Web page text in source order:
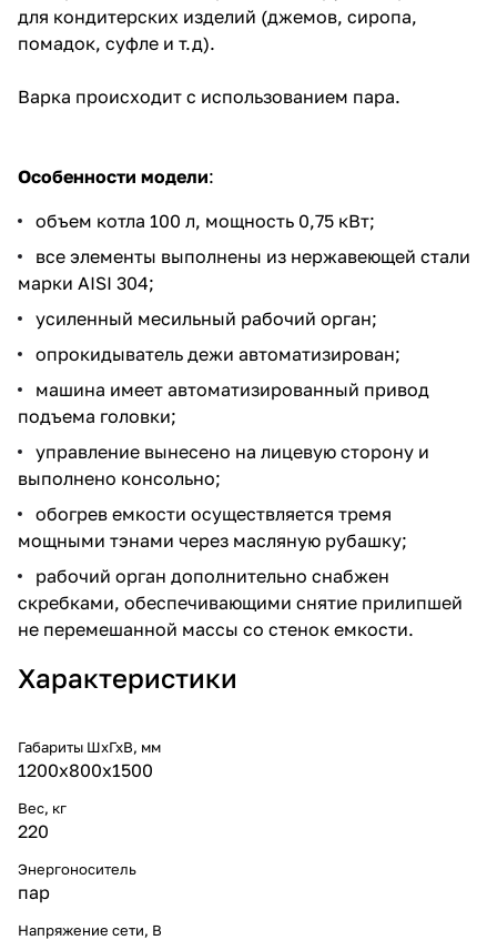
для кондитерских изделий (джемов, сиропа,
помадок, суфле и т.д).
Варка происходит с использованием пара.
Особенности модели:
объем котла 100 л, мощность 0,75 кВт;
все элементы выполнены из нержавеющей стали
марки AISI 304;
усиленный месильный рабочий орган;
опрокидыватель дежи автоматизирован;
машина имеет автоматизированный привод
подъема головки;
управление вынесено на лицевую сторону и
выполнено консольно;
обогрев емкости осуществляется тремя
мощными тэнами через масляную рубашку;
рабочий орган дополнительно снабжен
скребками, обеспечивающими снятие прилипшей
не перемешанной массы со стенок емкости.
Характеристики
Габариты ШхГхВ, мм
1200х800х1500
Вес, кг
220
Энергоноситель
пар
Напряжение сети, В